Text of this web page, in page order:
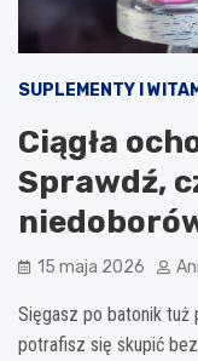
SUPLEMENTY I
Ciągła
Sprawdź,
15 maja 2026
Sięgasz po batonik tuż
potrafisz się skupić